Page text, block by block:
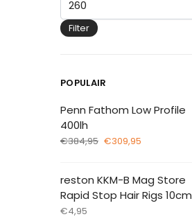
Filter
POPULAIR
Penn Fathom Low Profile
400lh
€384,95 €309,95
reston KKM-B Mag Store
Rapid Stop Hair Rigs 10cm
€4,95